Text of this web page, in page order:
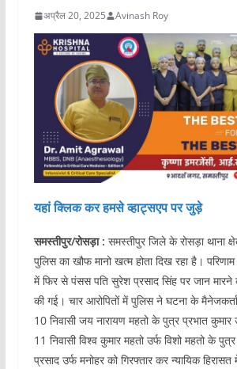
अप्रैल 20, 2025 Avinash Roy
यहां क्लिक कर हमसे व्हाट्सएप पर जुड़े
समस्तीपुर/रोसड़ा : समस्तीपुर जिले के रोसड़ा थाना
पुलिस का खौफ मानो खत्म होता दिख रहा है।
में फिर से पंसस पति सुरेश प्रसाद सिंह पर जान मारने
की गई। चार आरोपितों में पुलिस ने घटना के मैनेजकर्ता
10 निवासी जय नारायण महतो के पुत्र प्रभात कुमार
11 निवासी विश्व कुमार महतो उर्फ विशो महतो के
प्रसाद उर्फ मनोहर को गिरफ्तार कर न्यायिक